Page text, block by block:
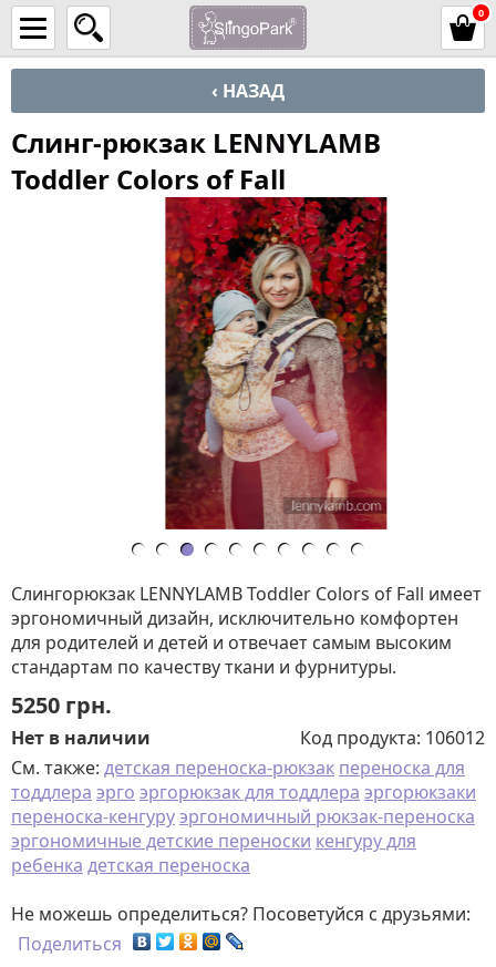
0
‹ НАЗАД
Слинг-рюкзак LENNYLAMB
Toddler Colors of Fall
Слингорюкзак LENNYLAMB Toddler Colors of Fall имеет
эргономичный дизайн, исключительно комфортен
для родителей и детей и отвечает самым высоким
стандартам по качеству ткани и фурнитуры.
5250 грн.
Нет в наличии Код продукта: 106012
См. также: детская переноска-рюкзак переноска для
тоддлера эрго эргорюкзак для тоддлера эргорюкзаки
переноска-кенгуруэргономичный рюкзак-переноска
эргономичные детские переноски кенгуру для
ребенка детская переноска
Не можешь определиться? Посоветуйся с друзьями:
Поделиться